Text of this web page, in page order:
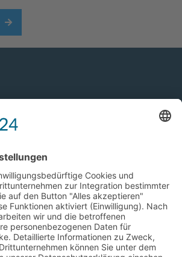
in Ludwigshafen
und vermietet DAF
und Aufbauten.
0